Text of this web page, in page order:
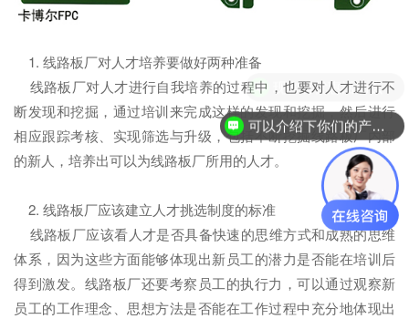
1. 线路板厂对人才培养要做好两种准备
线路板厂对人才进行自我培养的过程中，也要对人才进行不
断发现和挖掘，通过培训来完成这样的发现和挖掘，然后进行
相应跟踪考核、实现筛选与升级，包括不断挖掘线路板厂内部
的新人，培养出可以为线路板厂所用的人才。
2. 线路板厂应该建立人才挑选制度的标准
线路板厂应该看人才是否具备快速的思维方式和成熟的思维
体系，因为这些方面能够体现出新员工的潜力是否能在培训后
得到激发。线路板厂还要考察员工的执行力，可以通过观察新
员工的工作理念、思想方法是否能在工作过程中充分地体现出
可以介绍下你们的产品么？
现在有优惠活动么？